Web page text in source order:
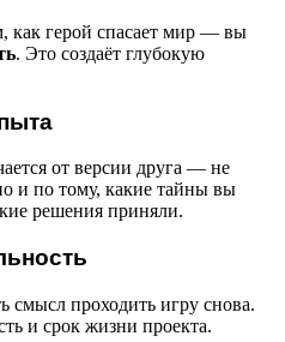
как герой спасает мир — вы
. Это создаёт глубокую
от версии друга — не
и по тому, какие тайны вы
решения приняли.
смысл проходить игру снова.
и срок жизни проекта.